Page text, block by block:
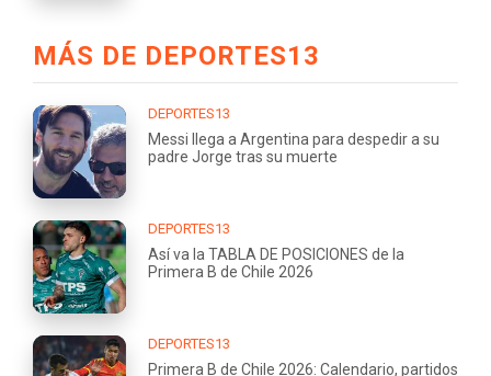
MÁS DE DEPORTES13
DEPORTES13
Messi llega a Argentina para despedir a su
padre Jorge tras su muerte
DEPORTES13
Así va la TABLA DE POSICIONES de la
Primera B de Chile 2026
DEPORTES13
Primera B de Chile 2026: Calendario, partidos